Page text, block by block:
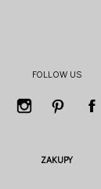
FOLLOW US
ZAKUPY